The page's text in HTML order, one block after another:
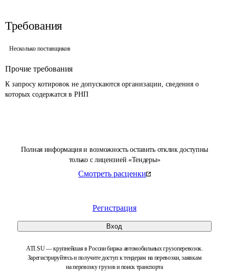
Полная информация и возможность оставить отклик доступны
только с лицензией «Тендеры»
Смотреть расценки
Регистрация
Вход
ATI.SU — крупнейшая в России биржа автомобильных грузоперевозок.
Зарегистрируйтесь и получите доступ к тендерам на перевозки, заявкам
на перевозку грузов и поиск транспорта
Требования
Несколько поставщиков
Прочие требования
К запросу котировок не допускаются организации, сведения о
которых содержатся в РНП